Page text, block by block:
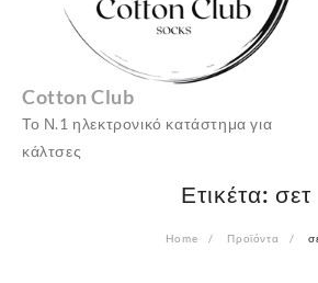
Cotton Club
Το Ν.1 ηλεκτρονικό κατάστημα για
κάλτσες
Ετικέτα: σετ
Home Προϊόντα